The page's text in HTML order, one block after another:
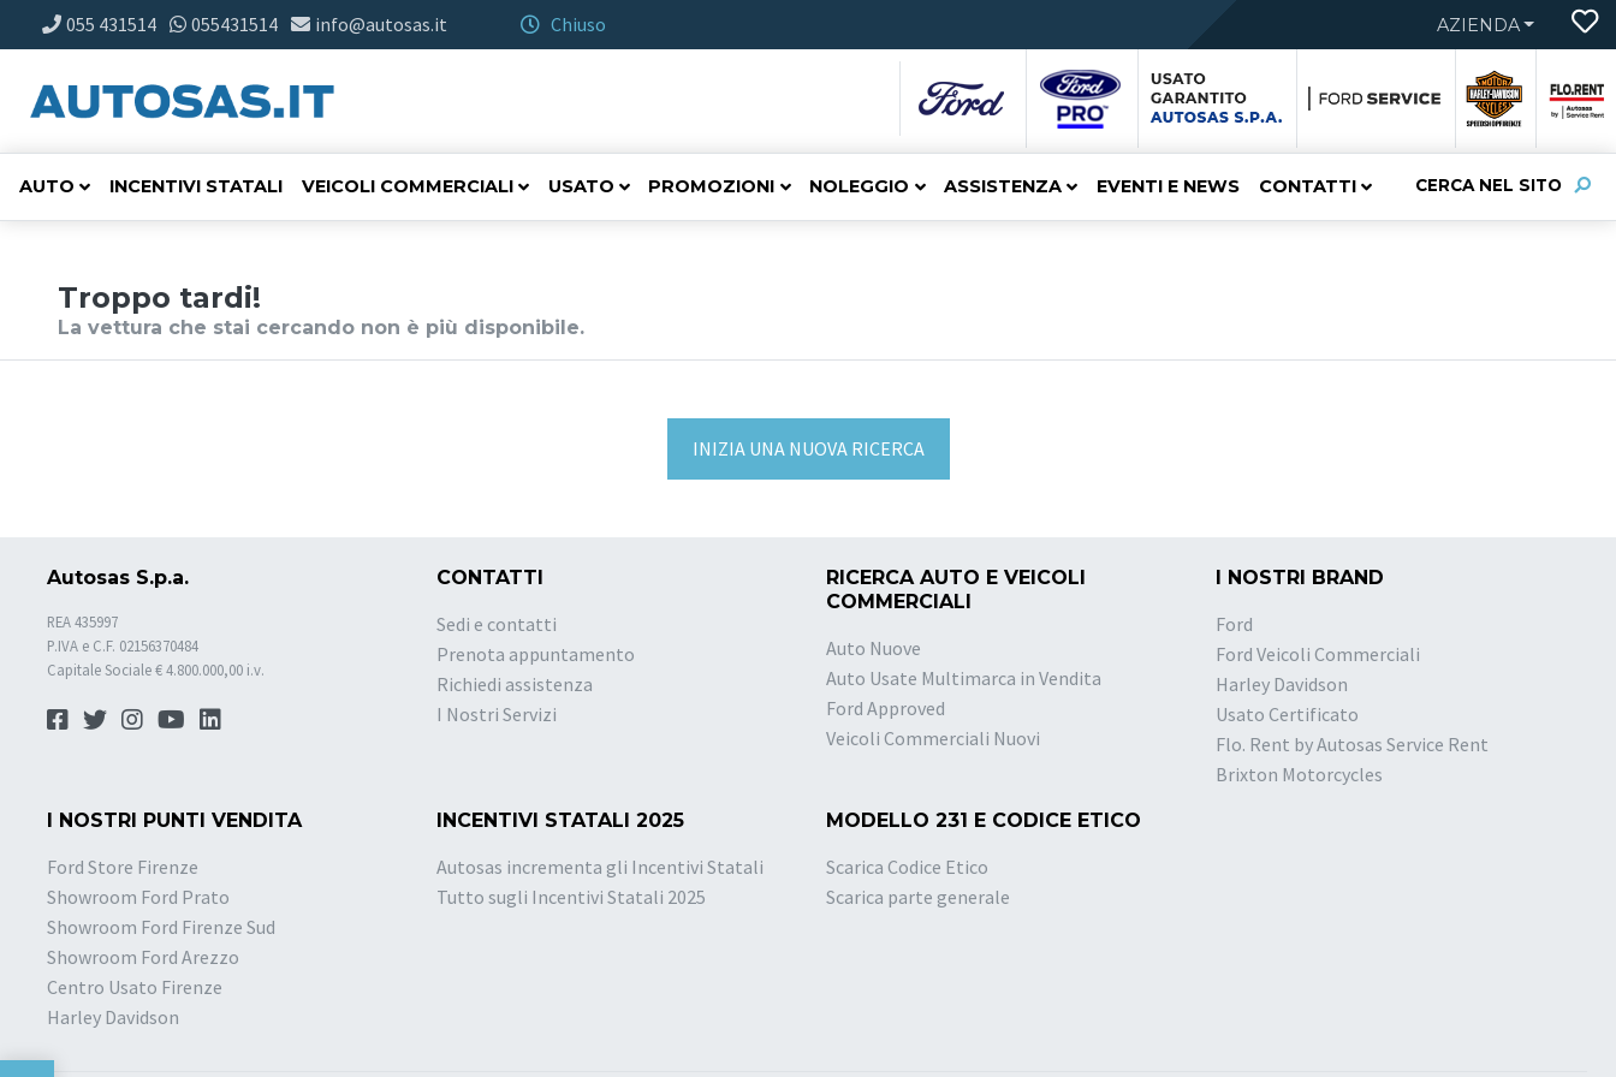
055 431514 055431514 info@autosas.it Chiuso AZIENDA
CERCA NEL SITO
AUTO INCENTIVI STATALI VEICOLI COMMERCIALI USATO PROMOZIONI NOLEGGIO ASSISTENZA EVENTI E NEWS CONTATTI
Troppo tardi!
La vettura che stai cercando non è più disponibile.
INIZIA UNA NUOVA RICERCA
Autosas S.p.a.
REA 435997
P.IVA e C.F. 02156370484
Capitale Sociale € 4.800.000,00 i.v.
CONTATTI
Sedi e contatti
Prenota appuntamento
Richiedi assistenza
I Nostri Servizi
RICERCA AUTO E VEICOLI
COMMERCIALI
Auto Nuove
Auto Usate Multimarca in Vendita
Ford Approved
Veicoli Commerciali Nuovi
I NOSTRI BRAND
Ford
Ford Veicoli Commerciali
Harley Davidson
Usato Certificato
Flo. Rent by Autosas Service Rent
Brixton Motorcycles
I NOSTRI PUNTI VENDITA
Ford Store Firenze
Showroom Ford Prato
Showroom Ford Firenze Sud
Showroom Ford Arezzo
Centro Usato Firenze
Harley Davidson
INCENTIVI STATALI 2025
Autosas incrementa gli Incentivi Statali
Tutto sugli Incentivi Statali 2025
MODELLO 231 E CODICE ETICO
Scarica Codice Etico
Scarica parte generale